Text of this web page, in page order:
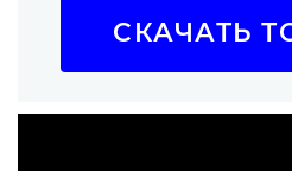
СКАЧАТЬ